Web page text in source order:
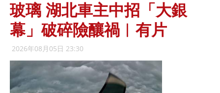
玻璃 湖北車主中招「大銀
幕」破碎險釀禍︱有片
2026年08月05日 23:30